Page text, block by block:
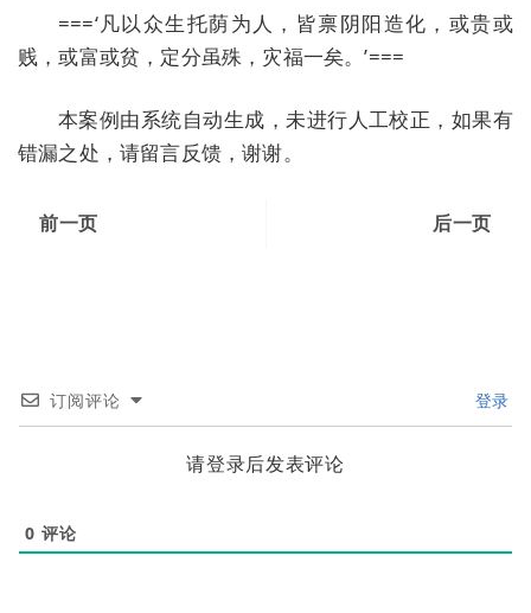
===‘凡以众生托荫为人，皆禀阴阳造化，或贵或
贱，或富或贫，定分虽殊，灾福一矣。’===
本案例由系统自动生成，未进行人工校正，如果有
错漏之处，请留言反馈，谢谢。
前一页 后一页
订阅评论 登录
请登录后发表评论
0 评论